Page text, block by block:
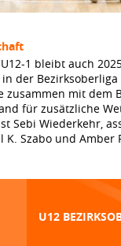
1 bleibt auch
der
zusammen mit dem
für zusätzliche
Sebi Wiederkehr,
K. Szabo und Amber
U12